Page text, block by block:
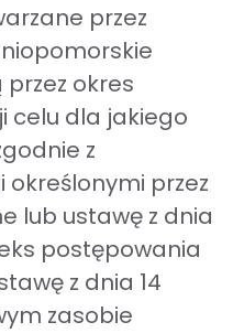
przez
okres
celu dla jakiego
z
przez
lub ustawę z dnia
postępowania
z dnia 14
zasobie